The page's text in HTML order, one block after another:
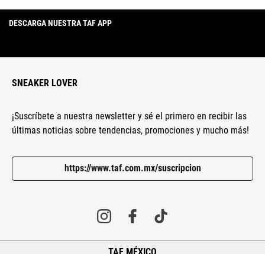
DESCARGA NUESTRA TAF APP
SNEAKER LOVER
¡Suscríbete a nuestra newsletter y sé el primero en recibir las
últimas noticias sobre tendencias, promociones y mucho más!
https://www.taf.com.mx/suscripcion
TAF MÉXICO